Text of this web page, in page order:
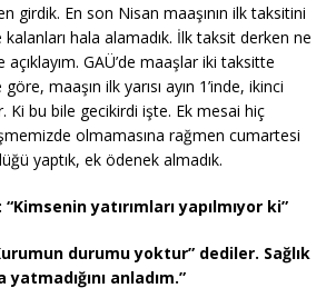
girdik. En son Nisan maaşının ilk taksitini
kalanları hala alamadık. İlk taksit derken ne
GAÜ’de maaşlar iki taksitte
maaşın ilk yarısı ayın 1’inde, ikinci
Ki bu bile gecikirdi işte. Ek mesai hiç
olmamasına rağmen cumartesi
yaptık, ek ödenek almadık.
yatırımları yapılmıyor ki”
durumu yoktur” dediler. Sağlık
anladım.”